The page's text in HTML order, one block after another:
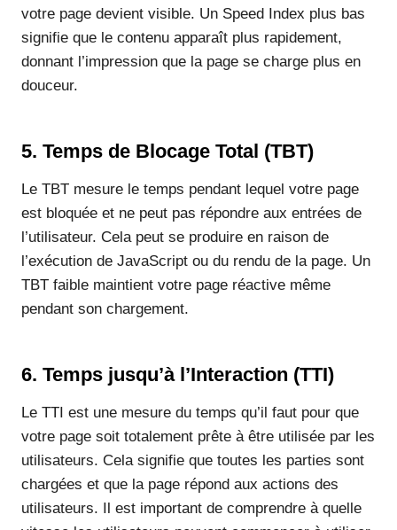
votre page devient visible. Un Speed Index plus bas
signifie que le contenu apparaît plus rapidement,
donnant l’impression que la page se charge plus en
douceur.
5. Temps de Blocage Total (TBT)
Le TBT mesure le temps pendant lequel votre page
est bloquée et ne peut pas répondre aux entrées de
l’utilisateur. Cela peut se produire en raison de
l’exécution de JavaScript ou du rendu de la page. Un
TBT faible maintient votre page réactive même
pendant son chargement.
6. Temps jusqu’à l’Interaction (TTI)
Le TTI est une mesure du temps qu’il faut pour que
votre page soit totalement prête à être utilisée par les
utilisateurs. Cela signifie que toutes les parties sont
chargées et que la page répond aux actions des
utilisateurs. Il est important de comprendre à quelle